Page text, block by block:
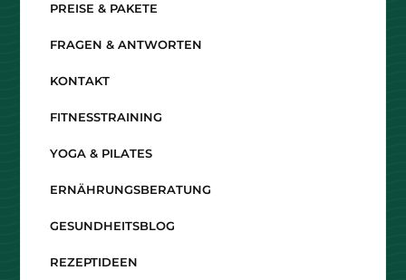
PREISE & PAKETE
FRAGEN & ANTWORTEN
KONTAKT
FITNESSTRAINING
YOGA & PILATES
ERNÄHRUNGSBERATUNG
GESUNDHEITSBLOG
REZEPTIDEEN